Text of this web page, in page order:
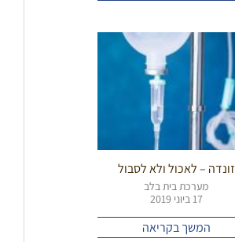
זונדה – לאכול ולא לסבול
מערכת בית בלב
17 ביוני 2019
המשך בקריאה